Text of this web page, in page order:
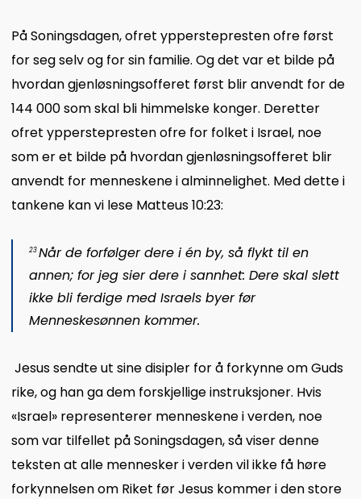
På Soningsdagen, ofret ypperstepresten ofre først
for seg selv og for sin familie. Og det var et bilde på
hvordan gjenløsningsofferet først blir anvendt for de
144 000 som skal bli himmelske konger. Deretter
ofret ypperstepresten ofre for folket i Israel, noe
som er et bilde på hvordan gjenløsningsofferet blir
anvendt for menneskene i alminnelighet. Med dette i
tankene kan vi lese Matteus 10:23:
23Når de forfølger dere i én by, så flykt til en
annen; for jeg sier dere i sannhet: Dere skal slett
ikke bli ferdige med Israels byer før
Menneskesønnen kommer.
Jesus sendte ut sine disipler for å forkynne om Guds
rike, og han ga dem forskjellige instruksjoner. Hvis
«Israel» representerer menneskene i verden, noe
som var tilfellet på Soningsdagen, så viser denne
teksten at alle mennesker i verden vil ikke få høre
forkynnelsen om Riket før Jesus kommer i den store